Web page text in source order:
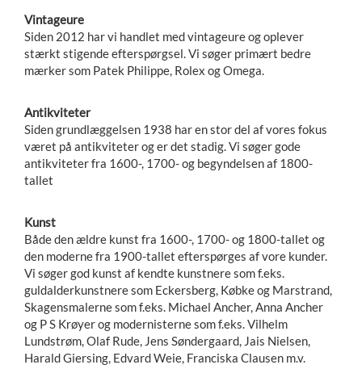
Vintageure
Siden 2012 har vi handlet med vintageure og oplever
stærkt stigende efterspørgsel. Vi søger primært bedre
mærker som Patek Philippe, Rolex og Omega.
Antikviteter
Siden grundlæggelsen 1938 har en stor del af vores fokus
været på antikviteter og er det stadig. Vi søger gode
antikviteter fra 1600-, 1700- og begyndelsen af 1800-
tallet
Kunst
Både den ældre kunst fra 1600-, 1700- og 1800-tallet og
den moderne fra 1900-tallet efterspørges af vore kunder.
Vi søger god kunst af kendte kunstnere som f.eks.
guldalderkunstnere som Eckersberg, Købke og Marstrand,
Skagensmalerne som f.eks. Michael Ancher, Anna Ancher
og P S Krøyer og modernisterne som f.eks. Vilhelm
Lundstrøm, Olaf Rude, Jens Søndergaard, Jais Nielsen,
Harald Giersing, Edvard Weie, Franciska Clausen m.v.